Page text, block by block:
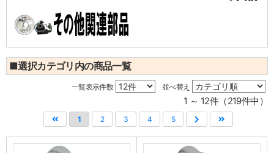
■選択カテゴリ内の商品一覧
一覧表示件数 並べ替え
1 ～ 12件（219件中）
1 2 3 4 5